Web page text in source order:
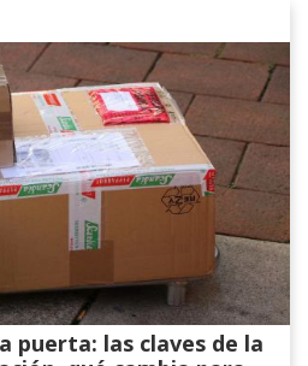
puerta: las claves de la